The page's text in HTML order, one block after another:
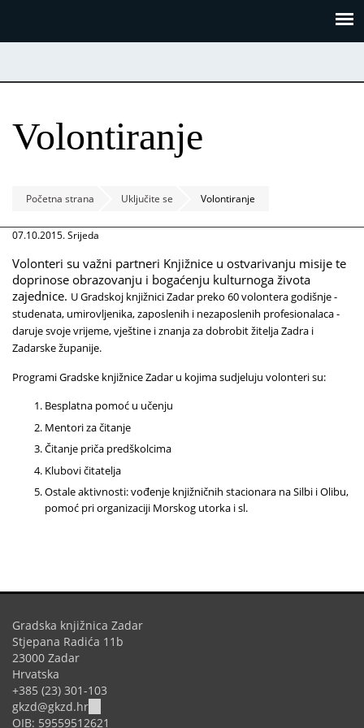
Volontiranje
Početna strana Uključite se Volontiranje
07.10.2015. Srijeda
Volonteri su važni partneri Knjižnice u ostvarivanju misije te
doprinose obrazovanju i bogaćenju kulturnoga života
zajednice. U Gradskoj knjižnici Zadar preko 60 volontera godišnje -
studenata, umirovljenika, zaposlenih i nezaposlenih profesionalaca -
daruje svoje vrijeme, vještine i znanja za dobrobit žitelja Zadra i
Zadarske županije.
Programi Gradske knjižnice Zadar u kojima sudjeluju volonterisu:
Besplatna pomoć u učenju
Mentori za čitanje
Čitanje priča predškolcima
Klubovi čitatelja
Ostale aktivnosti: vođenje knjižničnih stacionara na Silbi i Olibu,
pomoć pri organizaciji Morskog utorka i sl.
Gradska knjižnica Zadar
Stjepana Radića 11b
23000 Zadar
Hrvatska
+385 (23) 301-103
gkzd@gkzd.hr
sends
OIB: 59559512621